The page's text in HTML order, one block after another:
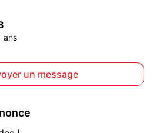
ans
un message